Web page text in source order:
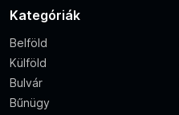
Kategóriák
Belföld
Külföld
Bulvár
Bűnügy